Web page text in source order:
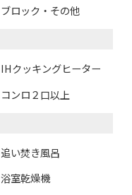
ブロック・その他
IHクッキングヒーター
コンロ２口以上
追い焚き風呂
浴室乾燥機